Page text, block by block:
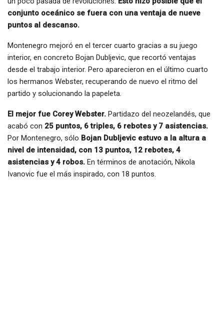
conjunto oceánico se fuera con una ventaja de nueve
puntos al descanso.
Montenegro mejoró en el tercer cuarto gracias a su juego
interior, en concreto Bojan Dubljevic, que recortó ventajas
desde el trabajo interior. Pero aparecieron en el último cuarto
los hermanos Webster, recuperando de nuevo el ritmo del
partido y solucionando la papeleta.
El mejor fue Corey Webster. Partidazo del neozelandés, que
acabó con 25 puntos, 6 triples, 6 rebotes y 7 asistencias.
Por Montenegro, sólo Bojan Dubljevic estuvo a la altura a
nivel de intensidad, con 13 puntos, 12 rebotes, 4
asistencias y 4 robos. En términos de anotación, Nikola
Ivanovic fue el más inspirado, con 18 puntos.